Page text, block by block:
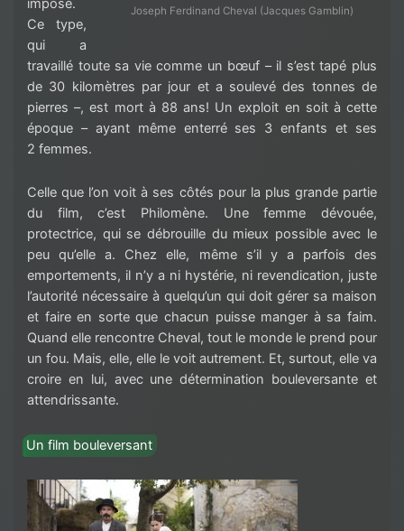
Joseph Ferdinand Cheval (Jacques Gamblin)
Ce type,
qui a
travaillé toute sa vie comme un bœuf – il s’est tapé plus
de 30 kilomètres par jour et a soulevé des tonnes de
pierres –, est mort à 88 ans! Un exploit en soit à cette
époque – ayant même enterré ses 3 enfants et ses
2 femmes.
Celle que l’on voit à ses côtés pour la plus grande partie
du film, c’est Philomène. Une femme dévouée,
protectrice, qui se débrouille du mieux possible avec le
peu qu’elle a. Chez elle, même s’il y a parfois des
emportements, il n’y a ni hystérie, ni revendication, juste
l’autorité nécessaire à quelqu’un qui doit gérer sa maison
et faire en sorte que chacun puisse manger à sa faim.
Quand elle rencontre Cheval, tout le monde le prend pour
un fou. Mais, elle, elle le voit autrement. Et, surtout, elle va
croire en lui, avec une détermination bouleversante et
attendrissante.
Un film bouleversant